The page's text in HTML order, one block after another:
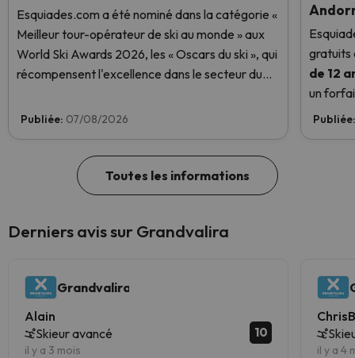
Esquiades.com a été nominé dans la catégorie «
Meilleur tour-opérateur de ski au monde » aux
World Ski Awards 2026, les « Oscars du ski », qui
récompensent l'excellence dans le secteur du
atteindre la première place !
Publiée: 07/08/2026
gratuits
de 12
un
de ski
Toutes les informations
Derniers avis sur Grandvalira
Grandvalira
Alain
Skieur avancé
il y a 3 mois
10
il y a 4